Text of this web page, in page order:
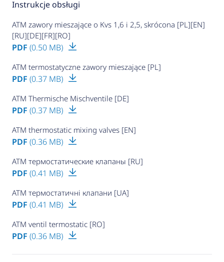
Instrukcje obsługi
ATM zawory mieszające o Kvs 1,6 i 2,5, skrócona [PL][EN]
[RU][DE][FR][RO]
PDF (0.50 MB)
ATM termostatyczne zawory mieszające [PL]
PDF (0.37 MB)
ATM Thermische Mischventile [DE]
PDF (0.37 MB)
ATM thermostatic mixing valves [EN]
PDF (0.36 MB)
ATM термостатические клапаны [RU]
PDF (0.41 MB)
ATM термостатичні клапани [UA]
PDF (0.41 MB)
ATM ventil termostatic [RO]
PDF (0.36 MB)